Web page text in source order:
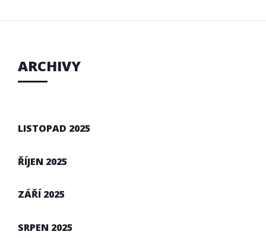
ARCHIVY
LISTOPAD 2025
ŘÍJEN 2025
ZÁŘÍ 2025
SRPEN 2025